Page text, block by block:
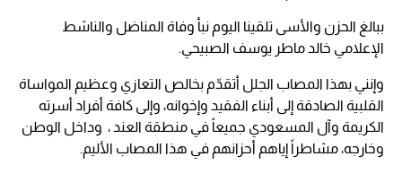
ببالغ الحزن والأسى تلقينا اليوم نبأ وفاة المناضل والناشط
الإعلامي خالد ماطر يوسف الصبيحي.
وإنني بهذا المصاب الجلل أتقدّم بخالص التعازي وعظيم المواساة
القلبية الصادقة إلى أبناء الفقيد وإخوانه، وإلى كافة أفراد أسرته
الكريمة وآل المسعودي جميعاً في منطقة العند ، وداخل الوطن
وخارجه، مشاطراً إياهم أحزانهم في هذا المصاب الأليم.